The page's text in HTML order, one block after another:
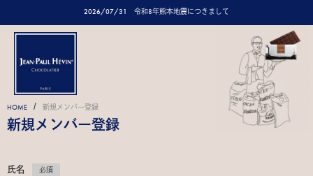
2026/07/31 令和8年熊本地震につきまして
HOME / 新規メンバー登録
新規メンバー登録
氏名 必須